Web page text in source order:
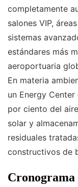
completamente
salones VIP,
sistemas
estándares más
aeroportuaria
En materia
un Energy
por ciento del
solar y
residuales
constructivos de
Cronograma